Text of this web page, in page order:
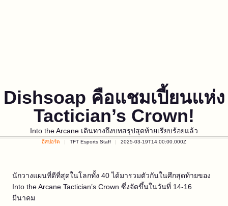
Dishsoap คือแชมเปี้ยนแห่ง
Tactician’s Crown!
Into the Arcane เดินทางถึงบทสรุปสุดท้ายเรียบร้อยแล้ว
อีสปอร์ต TFT Esports Staff 2025-03-19T14:00:00.000Z
นักวางแผนที่ดีที่สุดในโลกทั้ง 40 ได้มารวมตัวกันในศึกสุดท้ายของ
Into the Arcane Tactician’s Crown ซึ่งจัดขึ้นในวันที่ 14-16
มีนาคม